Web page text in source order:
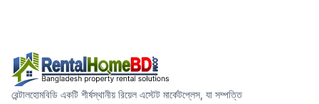
রেন্টালহোমবিডি একটি শীর্ষস্থানীয় রিয়েল এস্টেট মার্কেটপ্লেস, যা সম্পত্তি